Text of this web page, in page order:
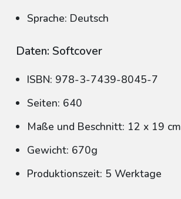
Sprache: Deutsch
Daten: Softcover
ISBN: 978-3-7439-8045-7
Seiten: 640
Maße und Beschnitt: 12 x 19 cm
Gewicht: 670g
Produktionszeit: 5 Werktage